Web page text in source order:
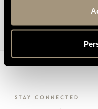
STAY CONNECTED